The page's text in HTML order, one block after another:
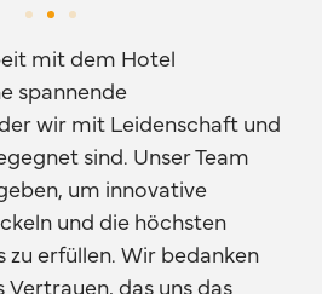
mit dem Hotel
spannende
wir mit Leidenschaft und
sind. Unser Team
um innovative
und die höchsten
erfüllen. Wir bedanken
Vertrauen, das uns das